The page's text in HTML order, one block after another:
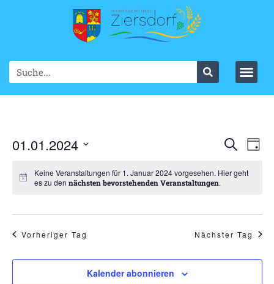
SucheTag
01.01.2024
wählen.Keine Veranstaltungen für 1. Januar 2024 vorgesehen. Hier geht
es zu den nächsten bevorstehenden Veranstaltungen.
Vorheriger Tag Nächster Tag
Kalender abonnieren